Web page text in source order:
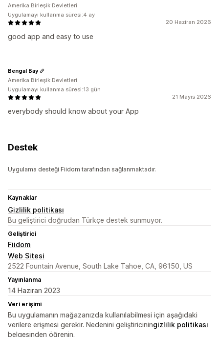
20 Haziran 2026
good app and easy to use
Amerika Birleşik Devletleri
Uygulamayı kullanma süresi:4 ay
21 Mayıs 2026
everybody should know about your App
Bengal Bay
Amerika Birleşik Devletleri
Uygulamayı kullanma süresi:13 gün
Destek
Uygulama desteği Fiidom tarafından sağlanmaktadır.
Kaynaklar
Gizlilik politikası
Bu geliştirici doğrudan Türkçe destek sunmuyor.
Geliştirici
Fiidom
Web Sitesi
2522 Fountain Avenue, South Lake Tahoe, CA, 96150, US
Yayınlanma
14 Haziran 2023
Veri erişimi
Bu uygulamanın mağazanızda kullanılabilmesi için aşağıdaki
verilere erişmesi gerekir. Nedenini geliştiriciningizlilik politikası
belgesinden öğrenin.